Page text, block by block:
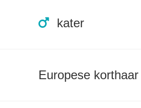
kater
Europese korthaar